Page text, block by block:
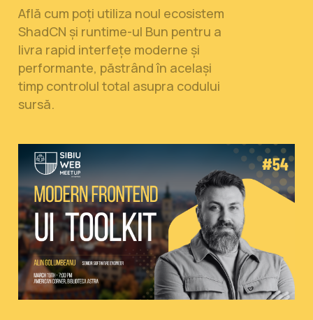
Află cum poți utiliza noul ecosistem
ShadCN și runtime-ul Bun pentru a
livra rapid interfețe moderne și
performante, păstrând în același
timp controlul total asupra codului
sursă.